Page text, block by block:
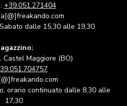
+39.051.271404
dalle 15,30 alle 19,30
Castel Maggiore (BO)
orario continuato dalle 8,30 alle
17,30